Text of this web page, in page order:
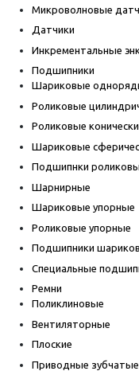
Микроволновые
Датчики
Инкрементальные
Подшипники
Шариковые
Роликовые
Роликовые
Шариковые
Подшипнки
Шарнирные
Шариковые упорные
Роликовые упорные
Подшипники
Специальные
Ремни
Поликлиновые
Вентиляторные
Плоские
Приводные зубчатые